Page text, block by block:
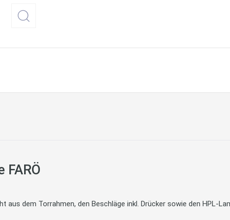
dem Torrahmen, den Beschläge inkl. Drücker sowie den HPL-